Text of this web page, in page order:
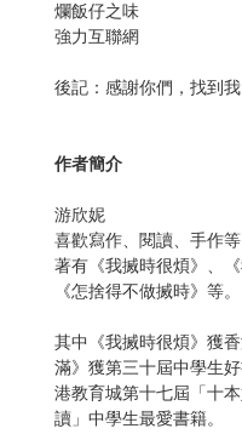
爛飯仔之味
強力互聯網
後記：感謝你們，找到我
作者簡介
游欣妮
喜歡寫作、閱讀、手作
著有《我搣時很煩》、
《怎捨得不做搣時》等。
其中《我搣時很煩》獲
滿》獲第三十屆中學生
港教育城第十七屆「十
讀」中學生最愛書籍。